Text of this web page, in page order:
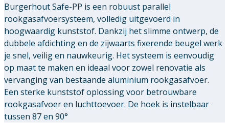
Burgerhout Safe-PP is een robuust parallel
rookgasafvoersysteem, volledig uitgevoerd in
hoogwaardig kunststof. Dankzij het slimme ontwerp, de
dubbele afdichting en de zijwaarts fixerende beugel werk
je snel, veilig en nauwkeurig. Het systeem is eenvoudig
op maat te maken en ideaal voor zowel renovatie als
vervanging van bestaande aluminium rookgasafvoer.
Een sterke kunststof oplossing voor betrouwbare
rookgasafvoer en luchttoevoer. De hoek is instelbaar
tussen 87 en 90°